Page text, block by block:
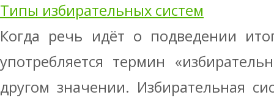
Типы избирательных систем
Когда речь идёт о подведении
употребляется термин
другом значении. Избирательная